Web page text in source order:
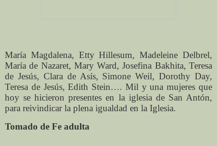
María Magdalena, Etty Hillesum, Madeleine Delbrel,
María de Nazaret, Mary Ward, Josefina Bakhita, Teresa
de Jesús, Clara de Asís, Simone Weil, Dorothy Day,
Teresa de Jesús, Edith Stein…. Mil y una mujeres que
hoy se hicieron presentes en la iglesia de San Antón,
para reivindicar la plena igualdad en la Iglesia.
Tomado de Fe adulta